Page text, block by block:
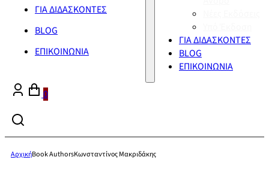
ΓΙΑ ΔΙΔΑΣΚΟΝΤΕΣ
BLOG
ΕΠΙΚΟΙΝΩΝΙΑ
ΓΙΑ ΔΙΔΑΣΚΟΝΤΕΣ
BLOG
ΕΠΙΚΟΙΝΩΝΙΑ
0
ΑρχικήBook AuthorsΚωνσταντίνος Μακριδάκης